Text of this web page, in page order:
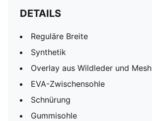
DETAILS
Reguläre Breite
Synthetik
Overlay aus Wildleder und Mesh
EVA-Zwischensohle
Schnürung
Gummisohle